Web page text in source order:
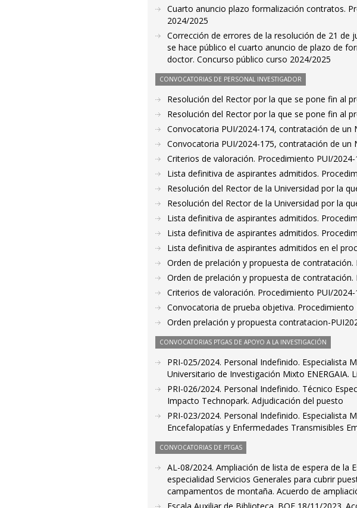
Cuarto anuncio plazo formalización contratos.
2024/2025
Corrección de errores de la resolución de 21 de
se hace público el cuarto anuncio de plazo de
doctor. Concurso público curso 2024/2025
CONVOCATORIAS DE PERSONAL INVESTIGADOR
Resolución del Rector por la que se pone fin al
Resolución del Rector por la que se pone fin al
Convocatoria PUI/2024-174, contratación de un
Convocatoria PUI/2024-175, contratación de un
Criterios de valoración. Procedimiento PUI/2024-
Lista definitiva de aspirantes admitidos.
Resolución del Rector de la Universidad por la
Resolución del Rector de la Universidad por la
Lista definitiva de aspirantes admitidos.
Lista definitiva de aspirantes admitidos.
Lista definitiva de aspirantes admitidos en el
Orden de prelación y propuesta de
Orden de prelación y propuesta de
Criterios de valoración. Procedimiento PUI/
Convocatoria de prueba objetiva. Procedimiento
Orden prelación y propuesta contratacion-
CONVOCATORIAS PTGAS DE APOYO A LA INVESTIGACIÓN
PRI-025/2024. Personal Indefinido. Especialista
Universitario de Investigación Mixto ENERGAIA.
PRI-026/2024. Personal Indefinido. Técnico
Impacto Technopark. Adjudicación del puesto
PRI-023/2024. Personal Indefinido. Especialista
Encefalopatías y Enfermedades Transmisibles
CONVOCATORIAS DE PTGAS
AL-08/2024. Ampliación de lista de espera de la
especialidad Servicios Generales para cubrir
campamentos de montaña. Acuerdo de